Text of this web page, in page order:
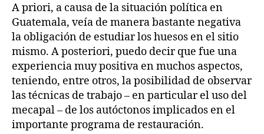
A priori, a causa de la situación política en
Guatemala, veía de manera bastante negativa
la obligación de estudiar los huesos en el sitio
mismo. A posteriori, puedo decir que fue una
experiencia muy positiva en muchos aspectos,
teniendo, entre otros, la posibilidad de observar
las técnicas de trabajo – en particular el uso del
mecapal – de los autóctonos implicados en el
importante programa de restauración.